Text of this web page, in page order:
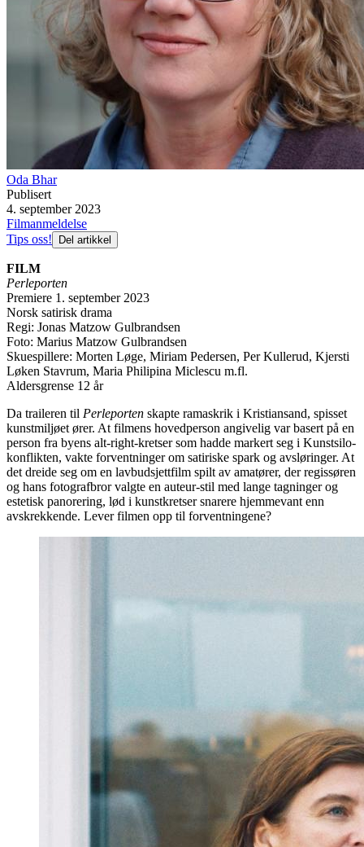
Oda Bhar
Publisert
4. september 2023
Filmanmeldelse
Tips oss!
Del artikkel
FILM
Perleporten
Premiere 1. september 2023
Norsk satirisk drama
Regi: Jonas Matzow Gulbrandsen
Foto: Marius Matzow Gulbrandsen
Skuespillere: Morten Løge, Miriam Pedersen, Per Kullerud, Kjersti
Løken Stavrum, Maria Philipina Miclescu m.fl.
Aldersgrense 12 år
Da traileren til Perleporten skapte ramaskrik i Kristiansand, spisset
kunstmiljøet ører. At filmens hovedperson angivelig var basert på en
person fra byens alt-right-kretser som hadde markert seg i Kunstsilo-
konflikten, vakte forventninger om satiriske spark og avsløringer. At
det dreide seg om en lavbudsjettfilm spilt av amatører, der regissøren
og hans fotografbror valgte en auteur-stil med lange tagninger og
estetisk panorering, lød i kunstkretser snarere hjemmevant enn
avskrekkende. Lever filmen opp til forventningene?